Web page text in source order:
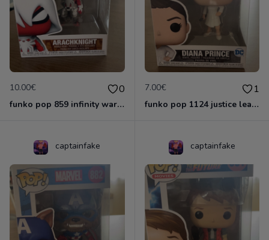
10.00€ 0
funko pop 859 infinity warps
7.00€ 1
funko pop 1124 justice league
captainfake captainfake